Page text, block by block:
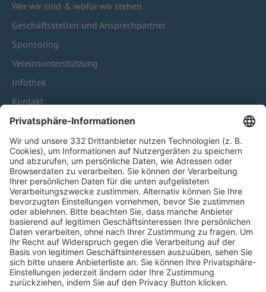
Wer wir sind & wofür wir stehen
Geschäftsstellen und Ansprechpartner
Sponsoring
Vereinsunterstützung
Infothek
Kontakt
HÄUFIG BESUCHTE SEITEN
Pässe und Vereinswechsel
Trainerausbildung
Schulungsangebot Vereinsmitarbeiter
BFV-Geschäftsstellen
Trainerbörse
Login SpielPlus
FOLGE DEM BFV